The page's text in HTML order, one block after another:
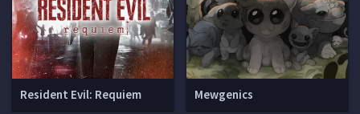
Resident Evil: Requiem Mewgenics